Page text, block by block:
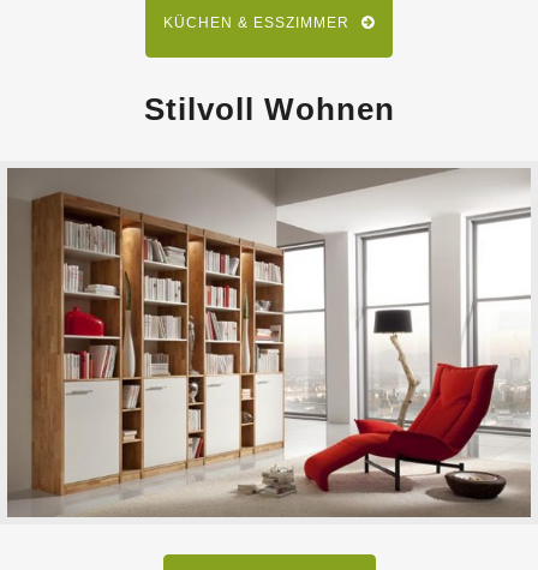
KÜCHEN & ESSZIMMER
Stilvoll Wohnen